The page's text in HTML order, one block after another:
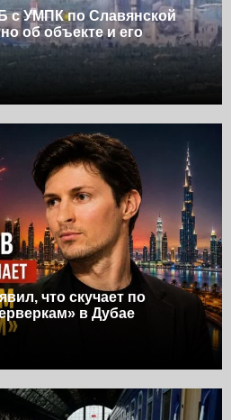
с УМПК по Славянской
об объекте и его
что скучает по
в Дубае